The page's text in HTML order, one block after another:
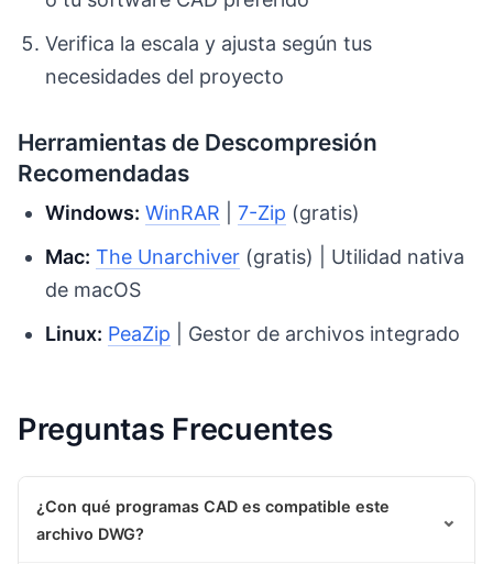
Verifica la escala y ajusta según tus
necesidades del proyecto
Herramientas de Descompresión
Recomendadas
Windows: WinRAR |7-Zip (gratis)
Mac: The Unarchiver (gratis) | Utilidad nativa
de macOS
Linux: PeaZip | Gestor de archivos integrado
Preguntas Frecuentes
¿Con qué programas CAD es compatible este
archivo DWG?
⌄